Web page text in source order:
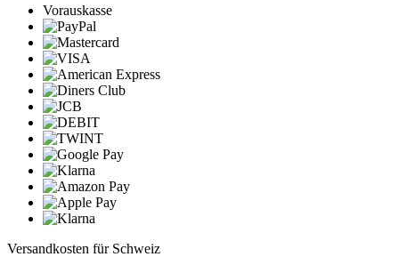
Vorauskasse
Versandkosten für Schweiz